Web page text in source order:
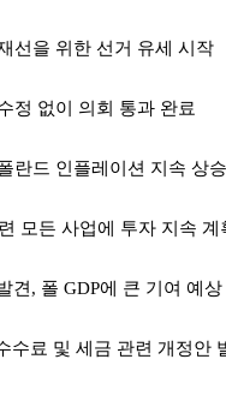
선을 위한 선거 유세 시작
정 없이 의회 통과 완료
란드 인플레이션 지속 상
모든 사업에 투자 지속 계
견 , 폴 GDP에 큰 기여 예상
수료 및 세금 관련 개정안